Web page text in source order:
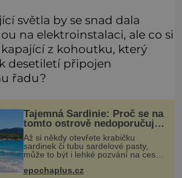
světla by se snad dala
na elektroinstalaci, ale co si
z kohoutku, který
desetiletí připojen
řadu?
Tajemná Sardinie: Proč se na
tomto ostrově nedoporučuje
pytlovat „mořské
brambory“?
Až si někdy otevřete krabičku
sardinek či tubu sardelové pasty,
může to být i lehké pozvání na cestu
do srdce Středozemního moře, na
ostrov hrdých Sardů. Věděli jste, že
epochaplus.cz